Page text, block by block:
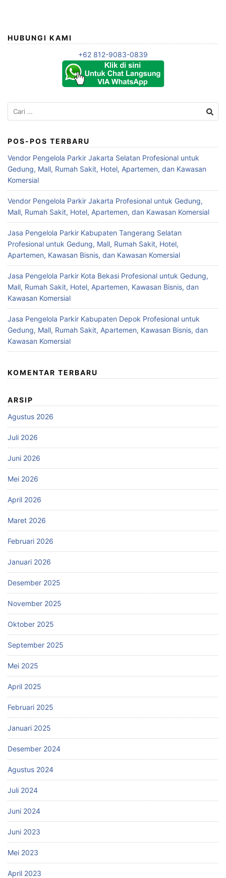
HUBUNGI KAMI
+62 812-9083-0839
Cari
untuk:
POS-POS TERBARU
Vendor Pengelola Parkir Jakarta Selatan Profesional untuk
Gedung, Mall, Rumah Sakit, Hotel, Apartemen, dan Kawasan
Komersial
Vendor Pengelola Parkir Jakarta Profesional untuk Gedung,
Mall, Rumah Sakit, Hotel, Apartemen, dan Kawasan Komersial
Jasa Pengelola Parkir Kabupaten Tangerang Selatan
Profesional untuk Gedung, Mall, Rumah Sakit, Hotel,
Apartemen, Kawasan Bisnis, dan Kawasan Komersial
Jasa Pengelola Parkir Kota Bekasi Profesional untuk Gedung,
Mall, Rumah Sakit, Hotel, Apartemen, Kawasan Bisnis, dan
Kawasan Komersial
Jasa Pengelola Parkir Kabupaten Depok Profesional untuk
Gedung, Mall, Rumah Sakit, Apartemen, Kawasan Bisnis, dan
Kawasan Komersial
KOMENTAR TERBARU
ARSIP
Agustus 2026
Juli 2026
Juni 2026
Mei 2026
April 2026
Maret 2026
Februari 2026
Januari 2026
Desember 2025
November 2025
Oktober 2025
September 2025
Mei 2025
April 2025
Februari 2025
Januari 2025
Desember 2024
Agustus 2024
Juli 2024
Juni 2024
Juni 2023
Mei 2023
April 2023